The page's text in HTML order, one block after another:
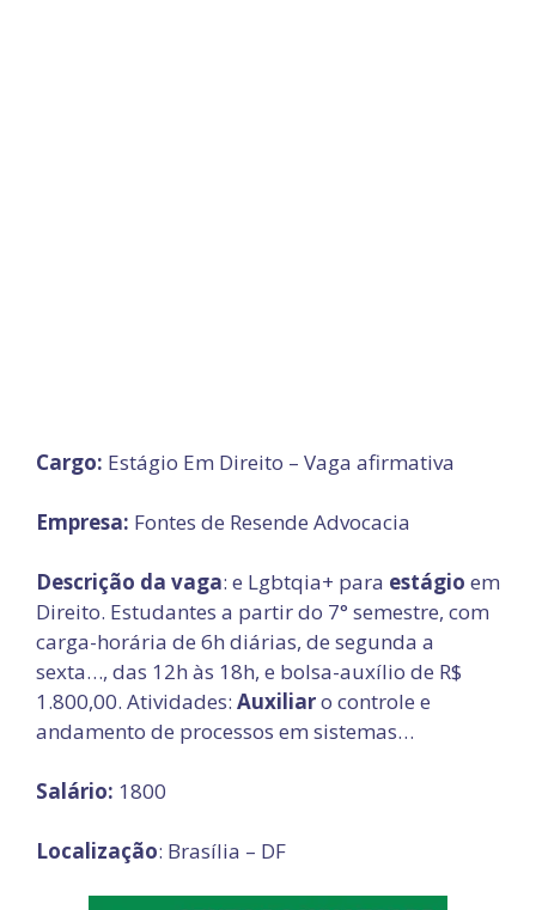
Cargo: Estágio Em Direito – Vaga afirmativa
Empresa: Fontes de Resende Advocacia
Descrição da vaga: e Lgbtqia+ para estágio em
Direito. Estudantes a partir do 7° semestre, com
carga-horária de 6h diárias, de segunda a
sexta…, das 12h às 18h, e bolsa-auxílio de R$
1.800,00. Atividades: Auxiliaro controle e
andamento de processos em sistemas…
Salário: 1800
Localização: Brasília – DF